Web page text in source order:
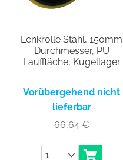
Lenkrolle Stahl, 150mm
Durchmesser, PU
Lauffläche, Kugellager
Vorübergehend nicht
lieferbar
66,64 €
Anzahl